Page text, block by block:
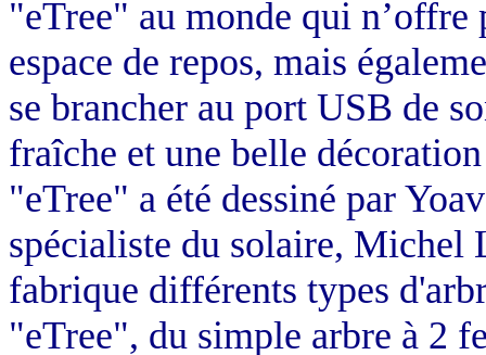
"eTree" au monde qui n’offre
espace de repos, mais
se brancher au port USB de
fraîche et une belle
"eTree" a été dessiné par
spécialiste du solaire, Michel
fabrique différents types
"eTree", du simple arbre à 2